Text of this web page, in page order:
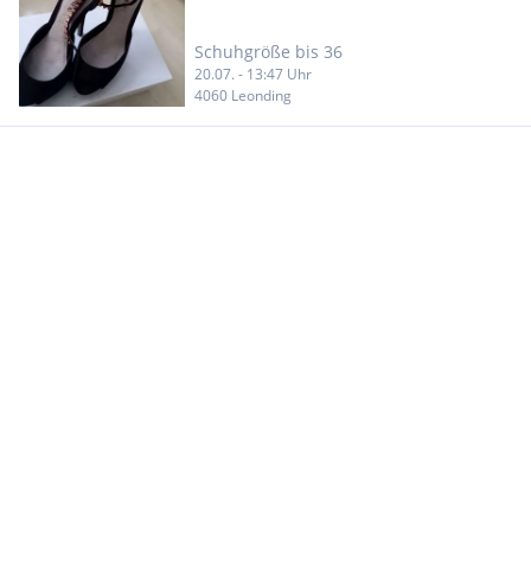
Schuhgröße bis 36
20.07. - 13:47 Uhr
4060 Leonding